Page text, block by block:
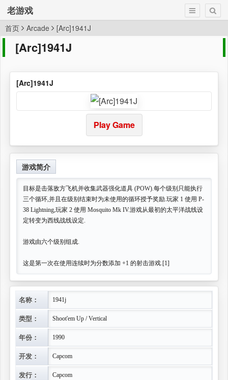
老游戏
首页 Arcade [Arc]1941J
[Arc]1941J
[Arc]1941J
Play Game
游戏简介
目标是击落敌方飞机并收集武器强化道具 (POW).每个级别只能执行
三个循环,并且在级别结束时为未使用的循环授予奖励.玩家 1 使用 P-
38 Lightning,玩家 2 使用 Mosquito Mk IV.游戏从最初的太平洋战线设
定转变为西线战线设定.
游戏由六个级别组成.
这是第一次在使用连续时为分数添加 +1 的射击游戏.[1]
名称： 1941j
类型： Shoot'em Up / Vertical
年份： 1990
开发： Capcom
发行： Capcom